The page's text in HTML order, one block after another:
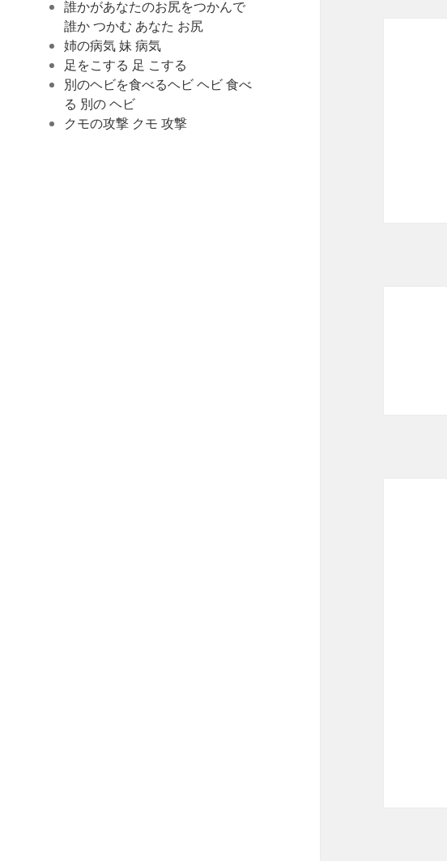
誰かがあなたのお尻をつかんで
誰か つかむ あなた お尻
姉の病気 妹 病気
足をこする 足 こする
別のヘビを食べるヘビ ヘビ 食べ
る 別の ヘビ
クモの攻撃 クモ 攻撃